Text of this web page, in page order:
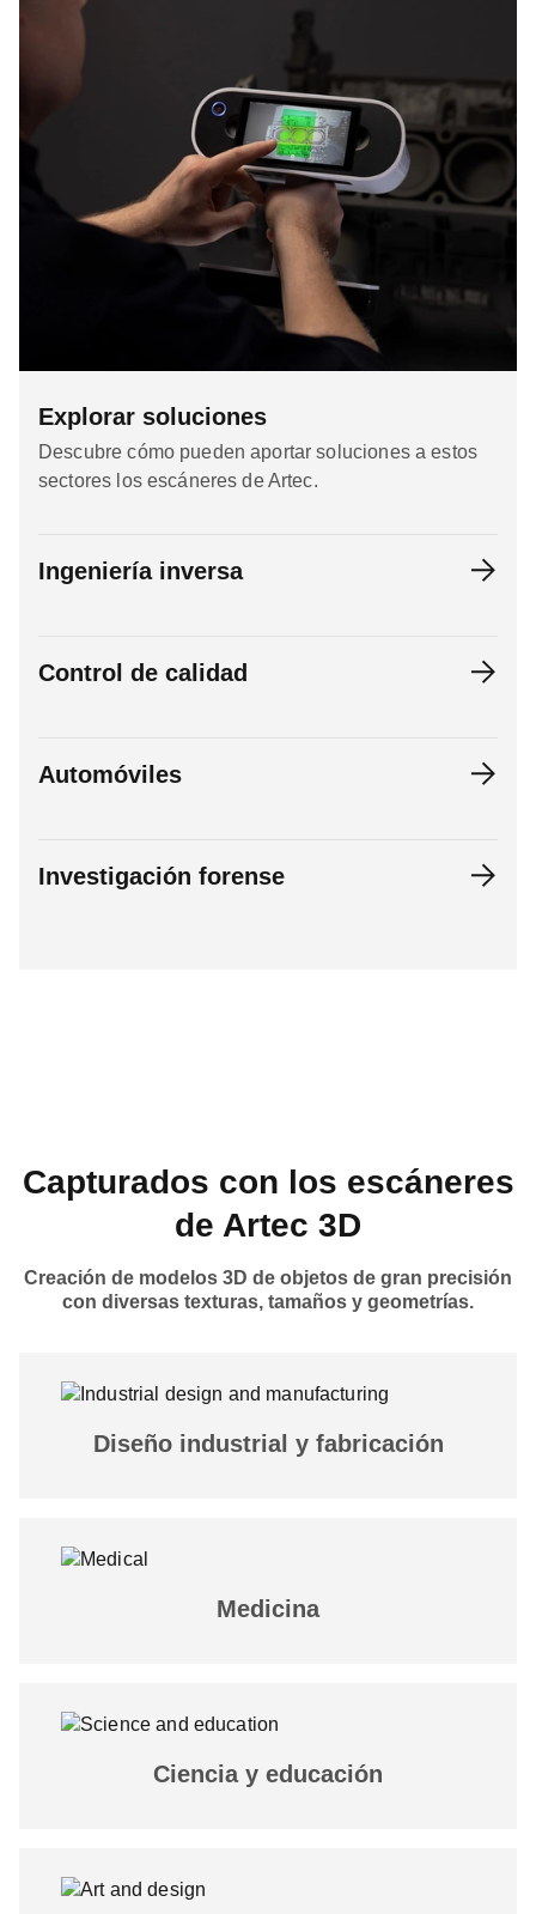
Explorar soluciones
Descubre cómo pueden aportar soluciones a estos
sectores los escáneres de Artec.
Ingeniería inversa
Control de calidad
Automóviles
Investigación forense
Capturados con los escáneres
de Artec 3D
Creación de modelos 3D de objetos de gran precisión
con diversas texturas, tamaños y geometrías.
Diseño industrial y fabricación
Medicina
Ciencia y educación